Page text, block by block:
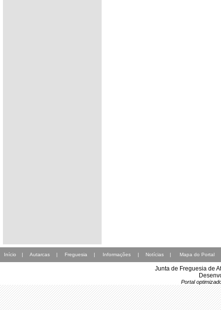
Início | Autarcas | Freguesia | Informações | Notícias | Mapa do Portal
Junta de Freguesia de
Portal